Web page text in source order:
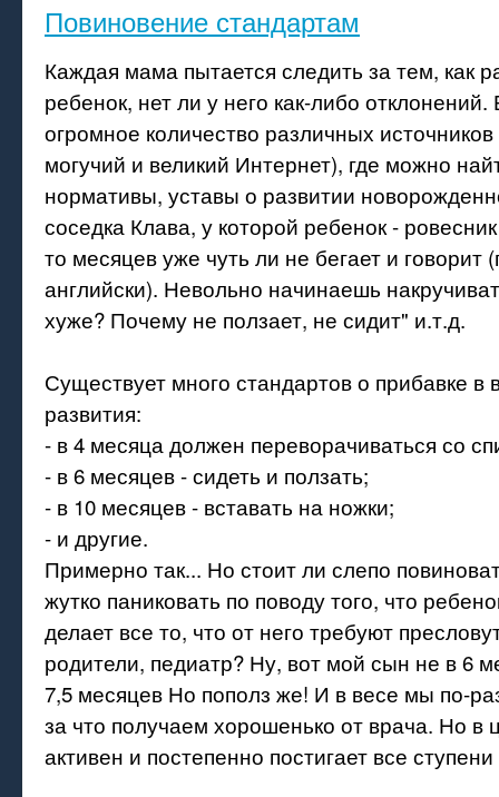
Повиновение стандартам
Каждая мама пытается следить за тем, как
ребенок, нет ли у него как-либо отклонений.
огромное количество различных
могучий и великий Интернет), где можно
нормативы, уставы о развитии
соседка Клава, у которой ребенок -
то месяцев уже чуть ли не бегает и говорит
английски). Невольно начинаешь
хуже? Почему не ползает, не сидит" и.т.д.
Существует много стандартов о прибавке в
развития:
- в 4 месяца должен переворачиваться со
- в 6 месяцев - сидеть и ползать;
- в 10 месяцев - вставать на ножки;
- и другие.
Примерно так... Но стоит ли слепо
жутко паниковать по поводу того, что
делает все то, что от него требуют
родители, педиатр? Ну, вот мой сын не в 6
7,5 месяцев Но пополз же! И в весе мы по-
за что получаем хорошенько от врача. Но в
активен и постепенно постигает все